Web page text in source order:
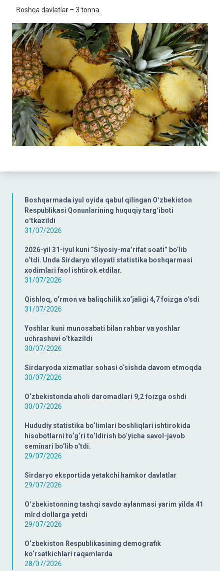
Boshqarmada iyul oyida qabul qilingan Oʻzbekiston
Respublikasi Qonunlarining huquqiy targʻiboti
oʻtkazildi
31/07/2026
2026-yil 31-iyul kuni “Siyosiy-ma’rifat soati” bo‘lib
o‘tdi. Unda Sirdaryo viloyati statistika boshqarmasi
xodimlari faol ishtirok etdilar.
31/07/2026
Qishloq, o‘rmon va baliqchilik xo‘jaligi 4,7 foizga o‘sdi
31/07/2026
Yoshlar kuni munosabati bilan rahbar va yoshlar
uchrashuvi o‘tkazildi
30/07/2026
Sirdaryoda xizmatlar sohasi o‘sishda davom etmoqda
30/07/2026
O‘zbekistonda aholi daromadlari 9,2 foizga oshdi
30/07/2026
Hududiy statistika bo‘limlari boshliqlari ishtirokida
hisobotlarni to‘g‘ri to‘ldirish bo‘yicha savol-javob
seminari bo‘lib o‘tdi.
29/07/2026
Sirdaryo eksportida yetakchi hamkor davlatlar
29/07/2026
Oʻzbekistonning tashqi savdo aylanmasi yarim yilda 41
mlrd dollarga yetdi
29/07/2026
O‘zbekiston Respublikasining demografik
ko‘rsatkichlari raqamlarda
28/07/2026
Boshqa davlatlar – 3 tonna.